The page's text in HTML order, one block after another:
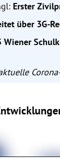
Erster
über 3G-
Wiener